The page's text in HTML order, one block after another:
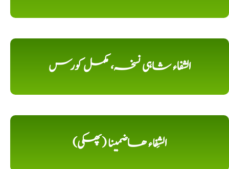
الشفاء شاہی نسخہ، مکمل کورس
الشِفاء ھاضمینا (پھکی)